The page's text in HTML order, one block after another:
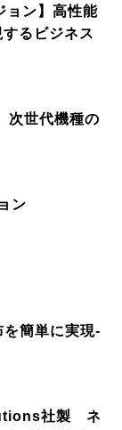
ョン】高性能
るビジネス
次世代機種の
ン
を簡単に実現-
社製 ネ